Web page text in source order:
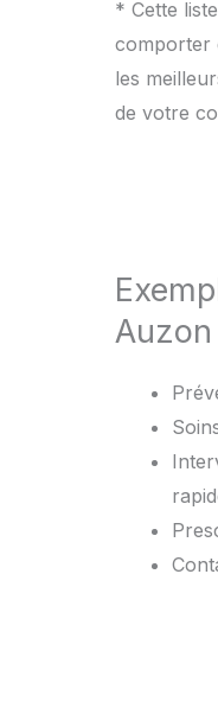
* Cette
comporter
les
de votre
Auzon